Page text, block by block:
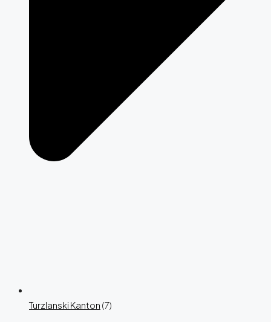
Turzlanski Kanton (7)